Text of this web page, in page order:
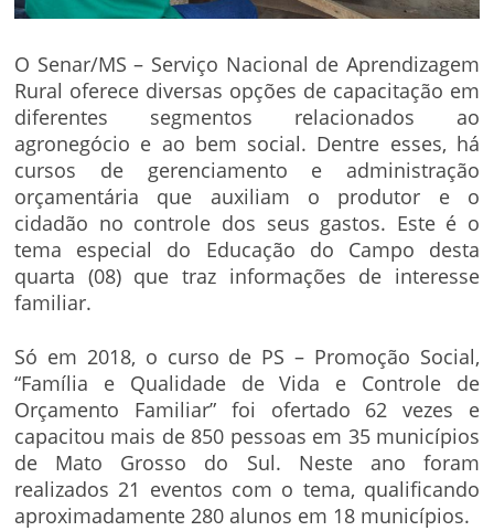
O Senar/MS – Serviço Nacional de Aprendizagem
Rural oferece diversas opções de capacitação em
diferentes segmentos relacionados ao
agronegócio e ao bem social. Dentre esses, há
cursos de gerenciamento e administração
orçamentária que auxiliam o produtor e o
cidadão no controle dos seus gastos. Este é o
tema especial do Educação do Campo desta
quarta (08) que traz informações de interesse
familiar.
Só em 2018, o curso de PS – Promoção Social,
“Família e Qualidade de Vida e Controle de
Orçamento Familiar” foi ofertado 62 vezes e
capacitou mais de 850 pessoas em 35 municípios
de Mato Grosso do Sul. Neste ano foram
realizados 21 eventos com o tema, qualificando
aproximadamente 280 alunos em 18 municípios.